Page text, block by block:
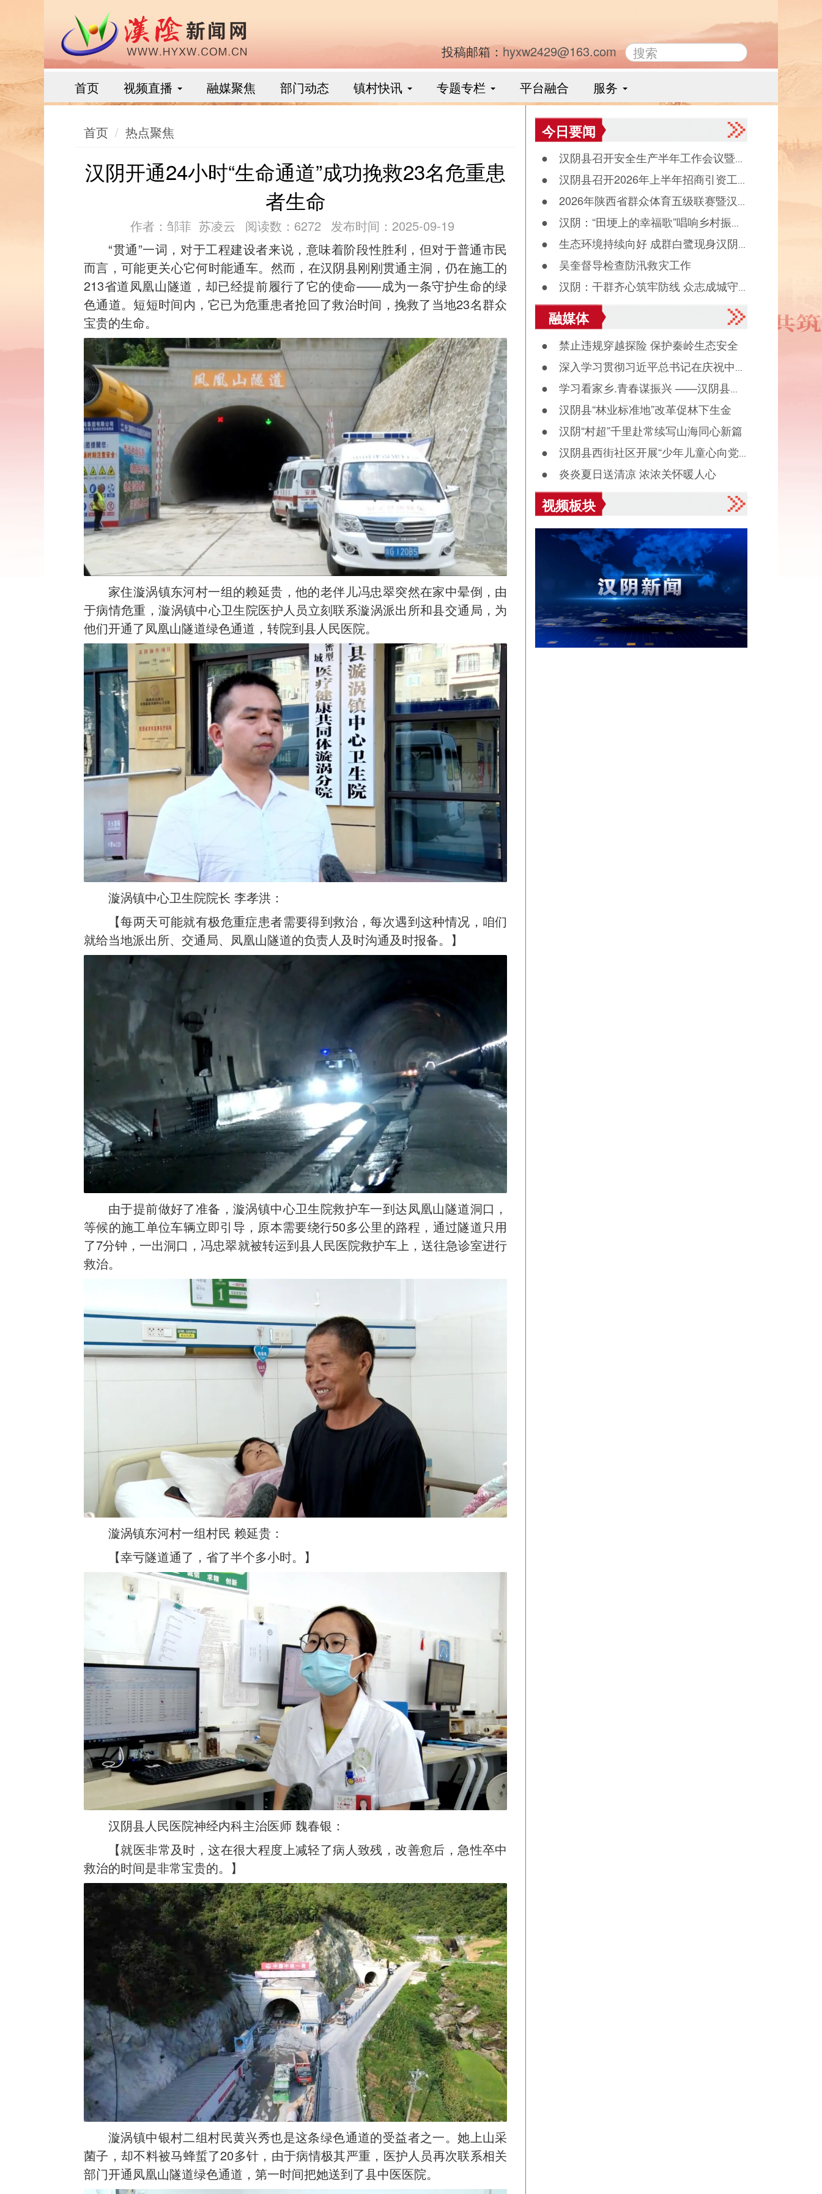
投稿邮箱： hyxw2429@163.com
首页 视频直播 融媒聚焦 部门动态 镇村快讯 专题专栏 平台融合 服务
首页 热点聚焦
汉阴开通24小时“生命通道”成功挽救23名危重患
者生命
作者：邹菲 苏凌云 阅读数：6272 发布时间：2025-09-19
“贯通”一词，对于工程建设者来说，意味着阶段性胜利，但对于普通市民
而言，可能更关心它何时能通车。然而，在汉阴县刚刚贯通主洞，仍在施工的
213省道凤凰山隧道，却已经提前履行了它的使命——成为一条守护生命的绿
色通道。短短时间内，它已为危重患者抢回了救治时间，挽救了当地23名群众
宝贵的生命。
家住漩涡镇东河村一组的赖延贵，他的老伴儿冯忠翠突然在家中晕倒，由
于病情危重，漩涡镇中心卫生院医护人员立刻联系漩涡派出所和县交通局，为
他们开通了凤凰山隧道绿色通道，转院到县人民医院。
漩涡镇中心卫生院院长 李孝洪：
【每两天可能就有极危重症患者需要得到救治，每次遇到这种情况，咱们
就给当地派出所、交通局、凤凰山隧道的负责人及时沟通及时报备。】
由于提前做好了准备，漩涡镇中心卫生院救护车一到达凤凰山隧道洞口，
等候的施工单位车辆立即引导，原本需要绕行50多公里的路程，通过隧道只用
了7分钟，一出洞口，冯忠翠就被转运到县人民医院救护车上，送往急诊室进行
救治。
漩涡镇东河村一组村民 赖延贵：
【幸亏隧道通了，省了半个多小时。】
汉阴县人民医院神经内科主治医师 魏春银：
【就医非常及时，这在很大程度上减轻了病人致残，改善愈后，急性卒中
救治的时间是非常宝贵的。】
漩涡镇中银村二组村民黄兴秀也是这条绿色通道的受益者之一。她上山采
菌子，却不料被马蜂蜇了20多针，由于病情极其严重，医护人员再次联系相关
部门开通凤凰山隧道绿色通道，第一时间把她送到了县中医医院。
今日要闻
● 汉阴县召开安全生产半年工作会议暨县
食品药品安全委员会全体会议
● 汉阴县召开2026年上半年招商引资工
作晾晒会（党群、中省驻汉部门）
● 2026年陕西省群众体育五级联赛暨汉
阴县第十二届“能量金徽·文峰杯”双拥篮球赛
落幕
● 汉阴：“田埂上的幸福歌”唱响乡村振
兴“好声音”
● 生态环境持续向好 成群白鹭现身汉阴
月河觅食
● 吴奎督导检查防汛救灾工作
● 汉阴：干群齐心筑牢防线 众志成城守
护平安度汛
融媒体
● 禁止违规穿越探险 保护秦岭生态安全
● 深入学习贯彻习近平总书记在庆祝中国
共产党成立105周年大会上重要讲话系列述
评之八
● 学习看家乡.青春谋振兴 ——汉阴县城
关镇组织返乡大学生看家乡、献良策、助发
展活动
● 汉阴县“林业标准地”改革促林下生金
● 汉阴“村超”千里赴常续写山海同心新篇
● 汉阴县西街社区开展“少年儿童心向党
诵读启智伴成长”主题活动
● 炎炎夏日送清凉 浓浓关怀暖人心
视频板块